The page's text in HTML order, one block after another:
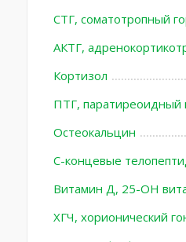
СТГ, соматотропный
АКТГ,
Кортизол
ПТГ, паратиреоидный
Остеокальцин
С-концевые
Витамин Д, 25-ОН
ХГЧ, хорионический